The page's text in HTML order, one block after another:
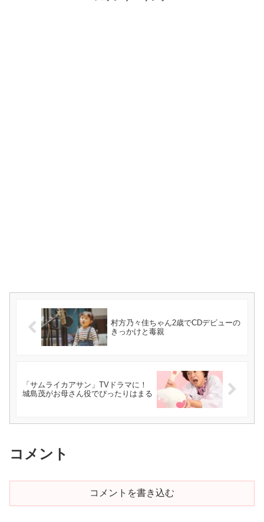
村方乃々佳ちゃん2歳でCDデビューの
きっかけと毒親
「サムライカアサン」TVドラマに！
城島茂がお母さん役でぴったりはまる
コメント
コメントを書き込む